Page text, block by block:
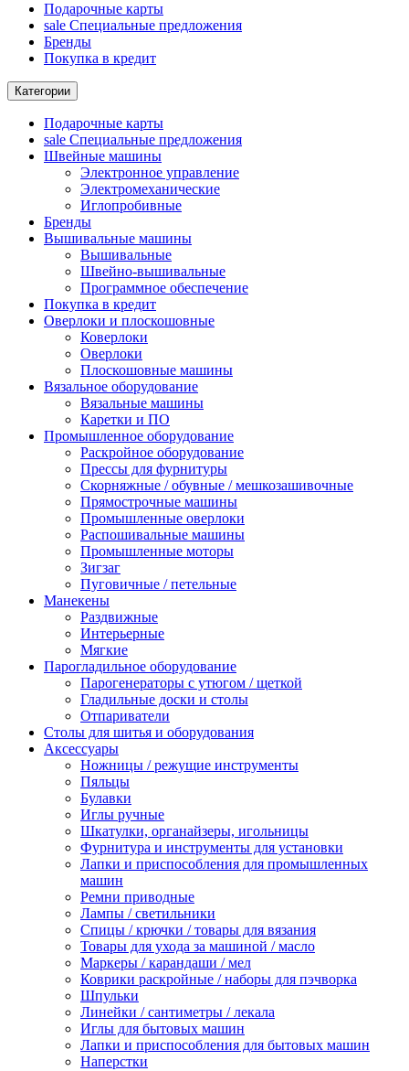
Подарочные карты
sale Специальные предложения
Бренды
Покупка в кредит
Категории
Подарочные карты
sale Специальные предложения
Швейные машины
Электронное управление
Электромеханические
Иглопробивные
Бренды
Вышивальные машины
Вышивальные
Швейно-вышивальные
Программное обеспечение
Покупка в кредит
Оверлоки и плоскошовные
Коверлоки
Оверлоки
Плоскошовные машины
Вязальное оборудование
Вязальные машины
Каретки и ПО
Промышленное оборудование
Раскройное оборудование
Прессы для фурнитуры
Скорняжные / обувные / мешкозашивочные
Прямострочные машины
Промышленные оверлоки
Распошивальные машины
Промышленные моторы
Зигзаг
Пуговичные / петельные
Манекены
Раздвижные
Интерьерные
Мягкие
Парогладильное оборудование
Парогенераторы с утюгом / щеткой
Гладильные доски и столы
Отпариватели
Столы для шитья и оборудования
Аксессуары
Ножницы / режущие инструменты
Пяльцы
Булавки
Иглы ручные
Шкатулки, органайзеры, игольницы
Фурнитура и инструменты для установки
Лапки и приспособления для промышленных
машин
Ремни приводные
Лампы / светильники
Спицы / крючки / товары для вязания
Товары для ухода за машиной / масло
Маркеры / карандаши / мел
Коврики раскройные / наборы для пэчворка
Шпульки
Линейки / сантиметры / лекала
Иглы для бытовых машин
Лапки и приспособления для бытовых машин
Наперстки